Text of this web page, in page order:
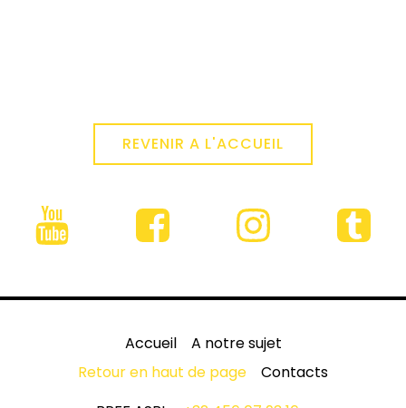
REVENIR A L'ACCUEIL
Accueil
A notre sujet
Retour en haut de page
Contacts